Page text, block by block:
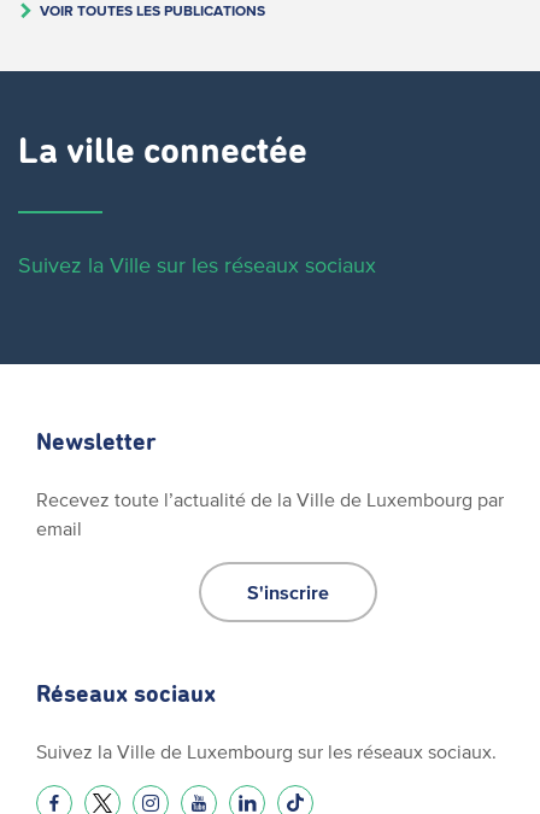
VOIR TOUTES LES PUBLICATIONS
La ville connectée
Suivez la Ville sur les réseaux sociaux
Newsletter
Recevez toute l’actualité de la Ville de Luxembourg par
email
S'inscrire
Réseaux sociaux
Suivez la Ville de Luxembourg sur les réseaux sociaux.